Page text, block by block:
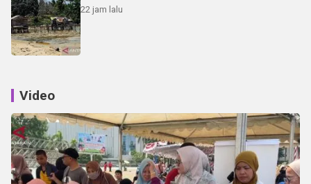
22 jam lalu
Video